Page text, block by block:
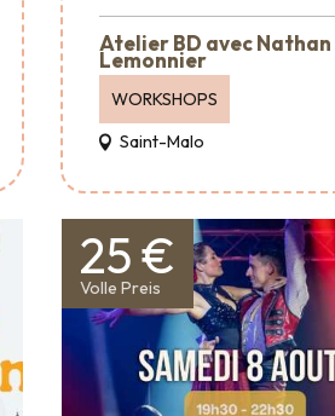
Atelier BD avec Nathan
Lemonnier
WORKSHOPS
Saint-Malo
25 €
Volle Preis